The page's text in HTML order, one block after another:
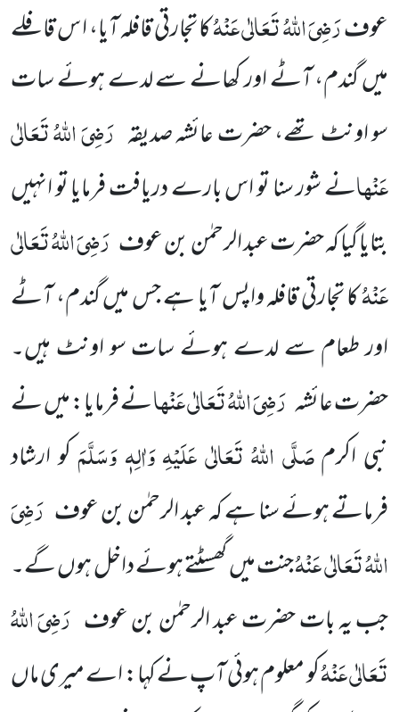
عوفرَضِیَ اللہُ تَعَالٰی عَنْہُکا تجارتی قافلہ آیا، ا س قافلے
میں گندم، آٹے اور کھانے سے لدے ہوئے سات
سو اونٹ تھے، حضرت عائشہ صدیقہ رَضِیَ اللہُ تَعَالٰی
عَنْھانے شور سنا تو اس بارے دریافت فرمایا تو انہیں
بتایا گیا کہ حضرت عبد الرحمٰن بن عوف رَضِیَ اللہُ تَعَالٰی
عَنْہُکا تجارتی قافلہ واپس آیا ہے جس میں گندم، آٹے
اور طعام سے لدے ہوئے سات سو اونٹ ہیں۔
حضرت عائشہرَضِیَ اللہُ تَعَالٰی عَنْھانے فرمایا: میں نے
نبی اکرمصَلَّی اللہُ تَعَالٰی عَلَیْہِ وَاٰلِہٖ وَسَلَّمَکو ارشاد
فرماتے ہوئے سنا ہے کہ عبد الرحمٰن بن عوف رَضِیَ
اللہُ تَعَالٰی عَنْہُجنت میں گھسٹتے ہوئے داخل ہوں گے۔
جب یہ بات حضرت عبد الرحمٰن بن عوف رَضِیَ اللہُ
تَعَالٰی عَنْہُکو معلوم ہوئی آپ نے کہا: اے میری ماں